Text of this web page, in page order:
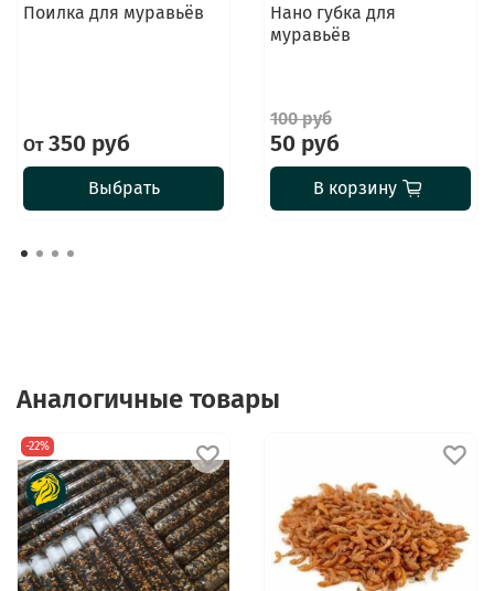
Поилка для муравьёв
От350 руб
Выбрать
Нано губка для
муравьёв
100 руб
50 руб
В корзину
Аналогичные товары
-22%